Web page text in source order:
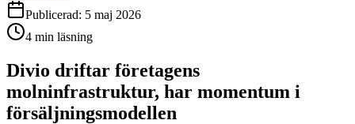
Publicerad: 5 maj 2026
4 min läsning
Divio driftar företagens
molninfrastruktur, har momentum i
försäljningsmodellen